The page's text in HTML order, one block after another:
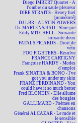
Diego IMBERT Quartet - À
l'ombre du saule pleureur
DIRE STRAITS - Heavy fuel
[numéroté]
DJ LBR - AUSTIN POWERS
Dr. MARTENS/4AD - Shoe pie
Eddy MITCHELL - Soixante
soixante-deux
FATALS PICARDS - Droit de
véto
FOO FIGHTERS - Resolve
FRANCE CARTIGNY
Françoise HARDY - Modes
d'emploi
Frank SINATRA & BONO - I've
got you under my skin
FRANZ FERDINAND - You
could have it so much better
Fred BLONDIN - Elle allume
des bougies
GALLIMARD - Poèmes en
chansons
Général ALCAZAR - Le rude et
le sensible